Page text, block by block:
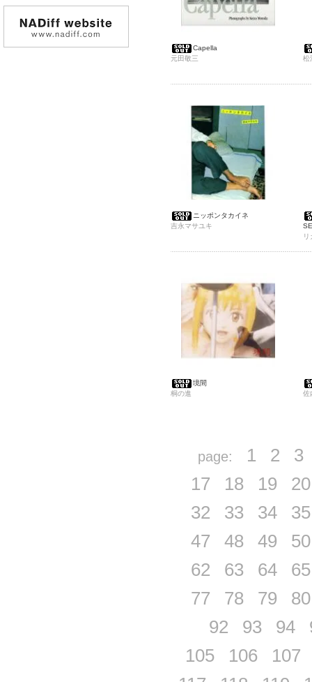
Capella
元田敬三
松
ニッポンタカイネ
吉永マサユキ
境間
桐の進
佐
page: 1 2
3
17
18 19
20
32
33 34
35
47
48 49
50
62
63 64
65
77
78 79
80
92
93 94
105
106
107